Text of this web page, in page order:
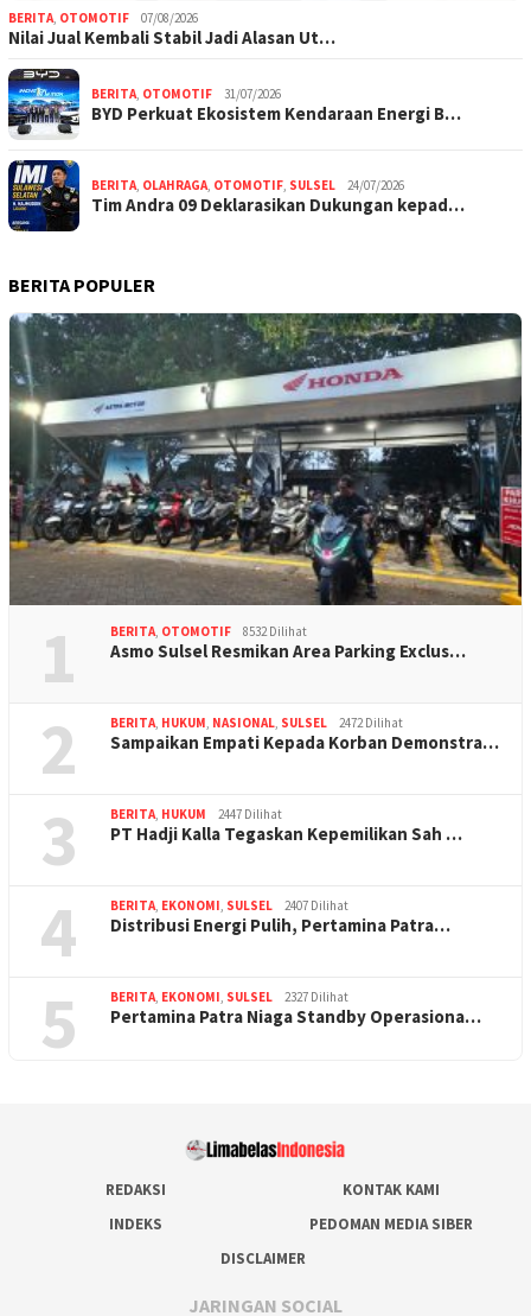
BERITA, OTOMOTIF 07/08/2026
Nilai Jual Kembali Stabil Jadi Alasan Ut…
BERITA, OTOMOTIF 31/07/2026
BYD Perkuat Ekosistem Kendaraan Energi B…
BERITA, OLAHRAGA, OTOMOTIF, SULSEL 24/07/2026
Tim Andra 09 Deklarasikan Dukungan kepad…
BERITA POPULER
1 BERITA, OTOMOTIF 8532 Dilihat
Asmo Sulsel Resmikan Area Parking Exclus…
2 BERITA, HUKUM, NASIONAL, SULSEL 2472 Dilihat
Sampaikan Empati Kepada Korban Demonstra…
3 BERITA, HUKUM 2447 Dilihat
PT Hadji Kalla Tegaskan Kepemilikan Sah …
4 BERITA, EKONOMI, SULSEL 2407 Dilihat
Distribusi Energi Pulih, Pertamina Patra…
5 BERITA, EKONOMI, SULSEL 2327 Dilihat
Pertamina Patra Niaga Standby Operasiona…
REDAKSI
KONTAK KAMI
INDEKS
PEDOMAN MEDIA SIBER
DISCLAIMER
JARINGAN SOCIAL